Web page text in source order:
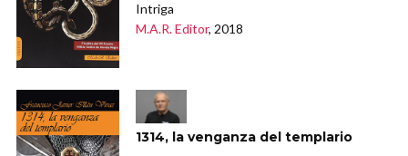
Intriga
M.A.R. Editor, 2018
1314, la venganza del templario